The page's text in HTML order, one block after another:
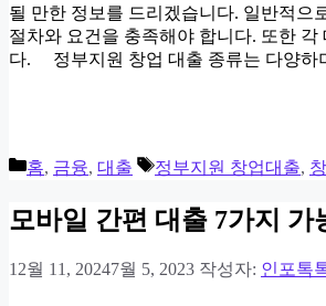
될 만한 정보를 드리겠습니다. 일반적으
절차와 요건을 충족해야 합니다. 또한
다. 정부지원 창업 대출 종류는 다양하
카
고
리
홈, 금융, 대출
태
정부지원 창업대출,
모바일 간편 대출 7가지 가
12월 11, 20247월 5, 2023 작성자: 인포톡